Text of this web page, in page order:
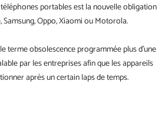
portables est la nouvelle obligation
Oppo,Xiaomi ou Motorola.
terme obsolescence programmée plus d'une
par les entreprises afin que les appareils
après un certain laps de temps.